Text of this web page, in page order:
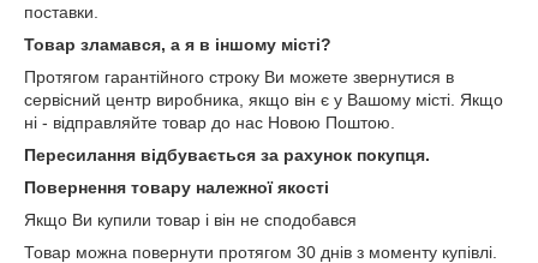
поставки.
Товар зламався, а я в іншому місті?
Протягом гарантійного строку Ви можете звернутися в
сервісний центр виробника, якщо він є у Вашому місті. Якщо
ні - відправляйте товар до нас Новою Поштою.
Пересилання відбувається за рахунок покупця.
Повернення товару належної якості
Якщо Ви купили товар і він не сподобався
Товар можна повернути протягом 30 днів з моменту купівлі.